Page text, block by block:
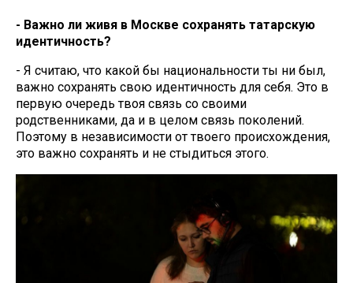
- Важно ли живя в Москве сохранять татарскую
идентичность?
- Я считаю, что какой бы национальности ты ни был,
важно сохранять свою идентичность для себя. Это в
первую очередь твоя связь со своими
родственниками, да и в целом связь поколений.
Поэтому в независимости от твоего происхождения,
это важно сохранять и не стыдиться этого.